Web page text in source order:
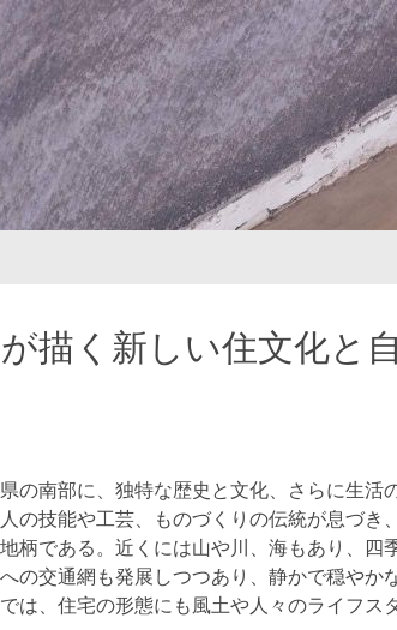
描く新しい住文化と
の南部に、独特な歴史と文化、さらに生活
の技能や工芸、ものづくりの伝統が息づき
柄である。近くには山や川、海もあり、四
の交通網も発展しつつあり、静かで穏やか
は、住宅の形態にも風土や人々のライフス